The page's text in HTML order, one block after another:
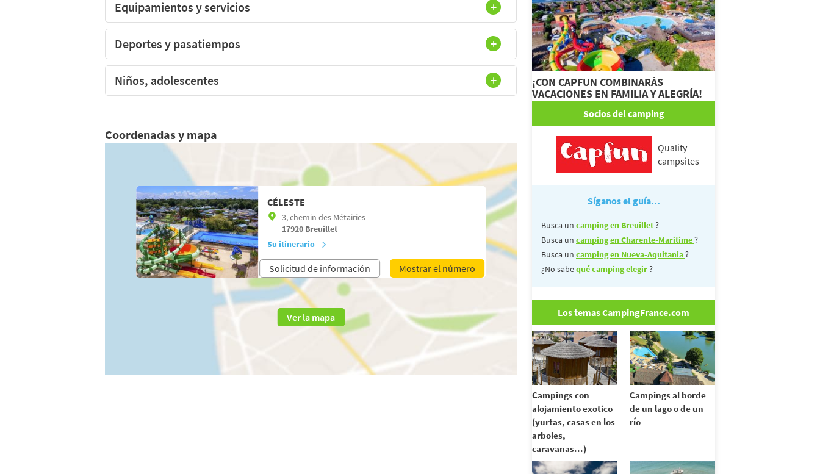
Equipamientos y servicios
Deportes y pasatiempos
Niños, adolescentes
Coordenadas y mapa
CÉLESTE
3, chemin des Métairies
17920 Breuillet
Su itinerario
Solicitud de información Mostrar el número
Ver la mapa
¡CON CAPFUN COMBINARÁS
VACACIONES EN FAMILIA Y ALEGRÍA!
Socios del camping
Quality
campsites
Síganos el guía...
Busca un camping en Breuillet?
Busca un camping en Charente-Maritime?
Busca un camping en Nueva-Aquitania?
¿No sabequé camping elegir?
Los temas CampingFrance.com
Campings con
alojamiento exotico
(yurtas, casas en los
arboles,
caravanas...)
Campings al borde
de un lago o de un
río